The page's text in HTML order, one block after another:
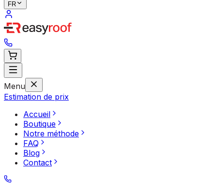
FR
Menu
Estimation de prix
Accueil
Boutique
Notre méthode
FAQ
Blog
Contact